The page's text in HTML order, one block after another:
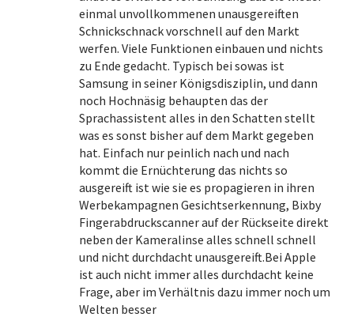
einmal unvollkommenen unausgereiften
Schnickschnack vorschnell auf den Markt
werfen. Viele Funktionen einbauen und nichts
zu Ende gedacht. Typisch bei sowas ist
Samsung in seiner Königsdisziplin, und dann
noch Hochnäsig behaupten das der
Sprachassistent alles in den Schatten stellt
was es sonst bisher auf dem Markt gegeben
hat. Einfach nur peinlich nach und nach
kommt die Ernüchterung das nichts so
ausgereift ist wie sie es propagieren in ihren
Werbekampagnen Gesichtserkennung, Bixby
Fingerabdruckscanner auf der Rückseite direkt
neben der Kameralinse alles schnell schnell
und nicht durchdacht unausgereift.Bei Apple
ist auch nicht immer alles durchdacht keine
Frage, aber im Verhältnis dazu immer noch um
Welten besser